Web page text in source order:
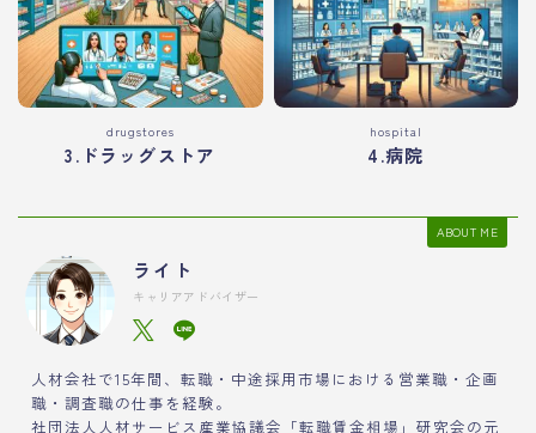
drugstores
3.ドラッグストア
hospital
4.病院
ABOUT ME
ライト
キャリアアドバイザー
人材会社で15年間、転職・中途採用市場における営業職・企画
職・調査職の仕事を経験。
社団法人人材サービス産業協議会「転職賃金相場」研究会の元